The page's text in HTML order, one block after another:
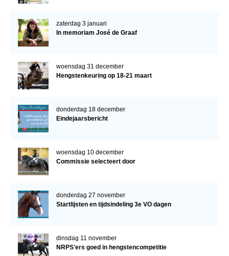
zaterdag 3 januari
In memoriam José de Graaf
woensdag 31 december
Hengstenkeuring op 18-21 maart
donderdag 18 december
Eindejaarsbericht
woensdag 10 december
Commissie selecteert door
donderdag 27 november
Startlijsten en tijdsindeling 3e VO dagen
dinsdag 11 november
NRPS'ers goed in hengstencompetitie